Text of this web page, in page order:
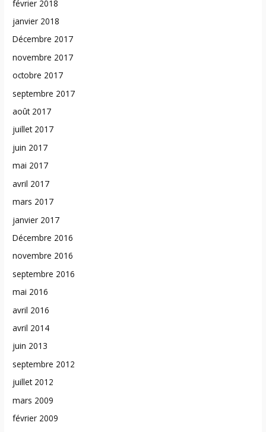
février 2018
janvier 2018
Décembre 2017
novembre 2017
octobre 2017
septembre 2017
août 2017
juillet 2017
juin 2017
mai 2017
avril 2017
mars 2017
janvier 2017
Décembre 2016
novembre 2016
septembre 2016
mai 2016
avril 2016
avril 2014
juin 2013
septembre 2012
juillet 2012
mars 2009
février 2009